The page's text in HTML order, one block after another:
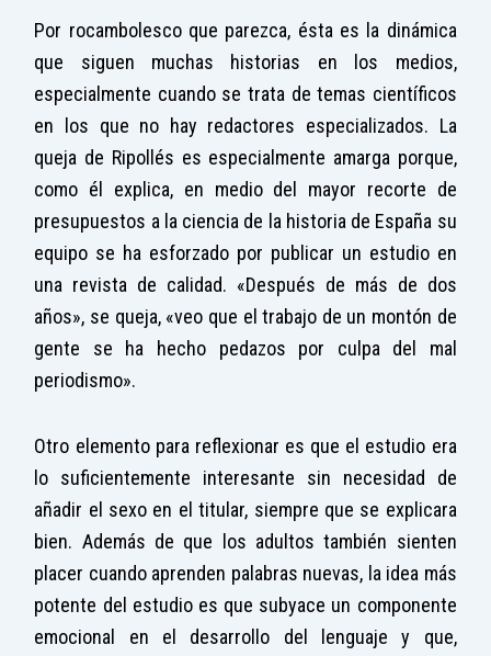
Por rocambolesco que parezca, ésta es la dinámica
que siguen muchas historias en los medios,
especialmente cuando se trata de temas científicos
en los que no hay redactores especializados. La
queja de Ripollés es especialmente amarga porque,
como él explica, en medio del mayor recorte de
presupuestos a la ciencia de la historia de España su
equipo se ha esforzado por publicar un estudio en
una revista de calidad. «Después de más de dos
años», se queja, «veo que el trabajo de un montón de
gente se ha hecho pedazos por culpa del mal
periodismo».
Otro elemento para reflexionar es que el estudio era
lo suficientemente interesante sin necesidad de
añadir el sexo en el titular, siempre que se explicara
bien. Además de que los adultos también sienten
placer cuando aprenden palabras nuevas, la idea más
potente del estudio es que subyace un componente
emocional en el desarrollo del lenguaje y que,